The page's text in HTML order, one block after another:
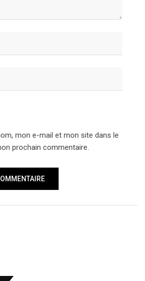
mon e-mail et mon site dans le
prochain commentaire.